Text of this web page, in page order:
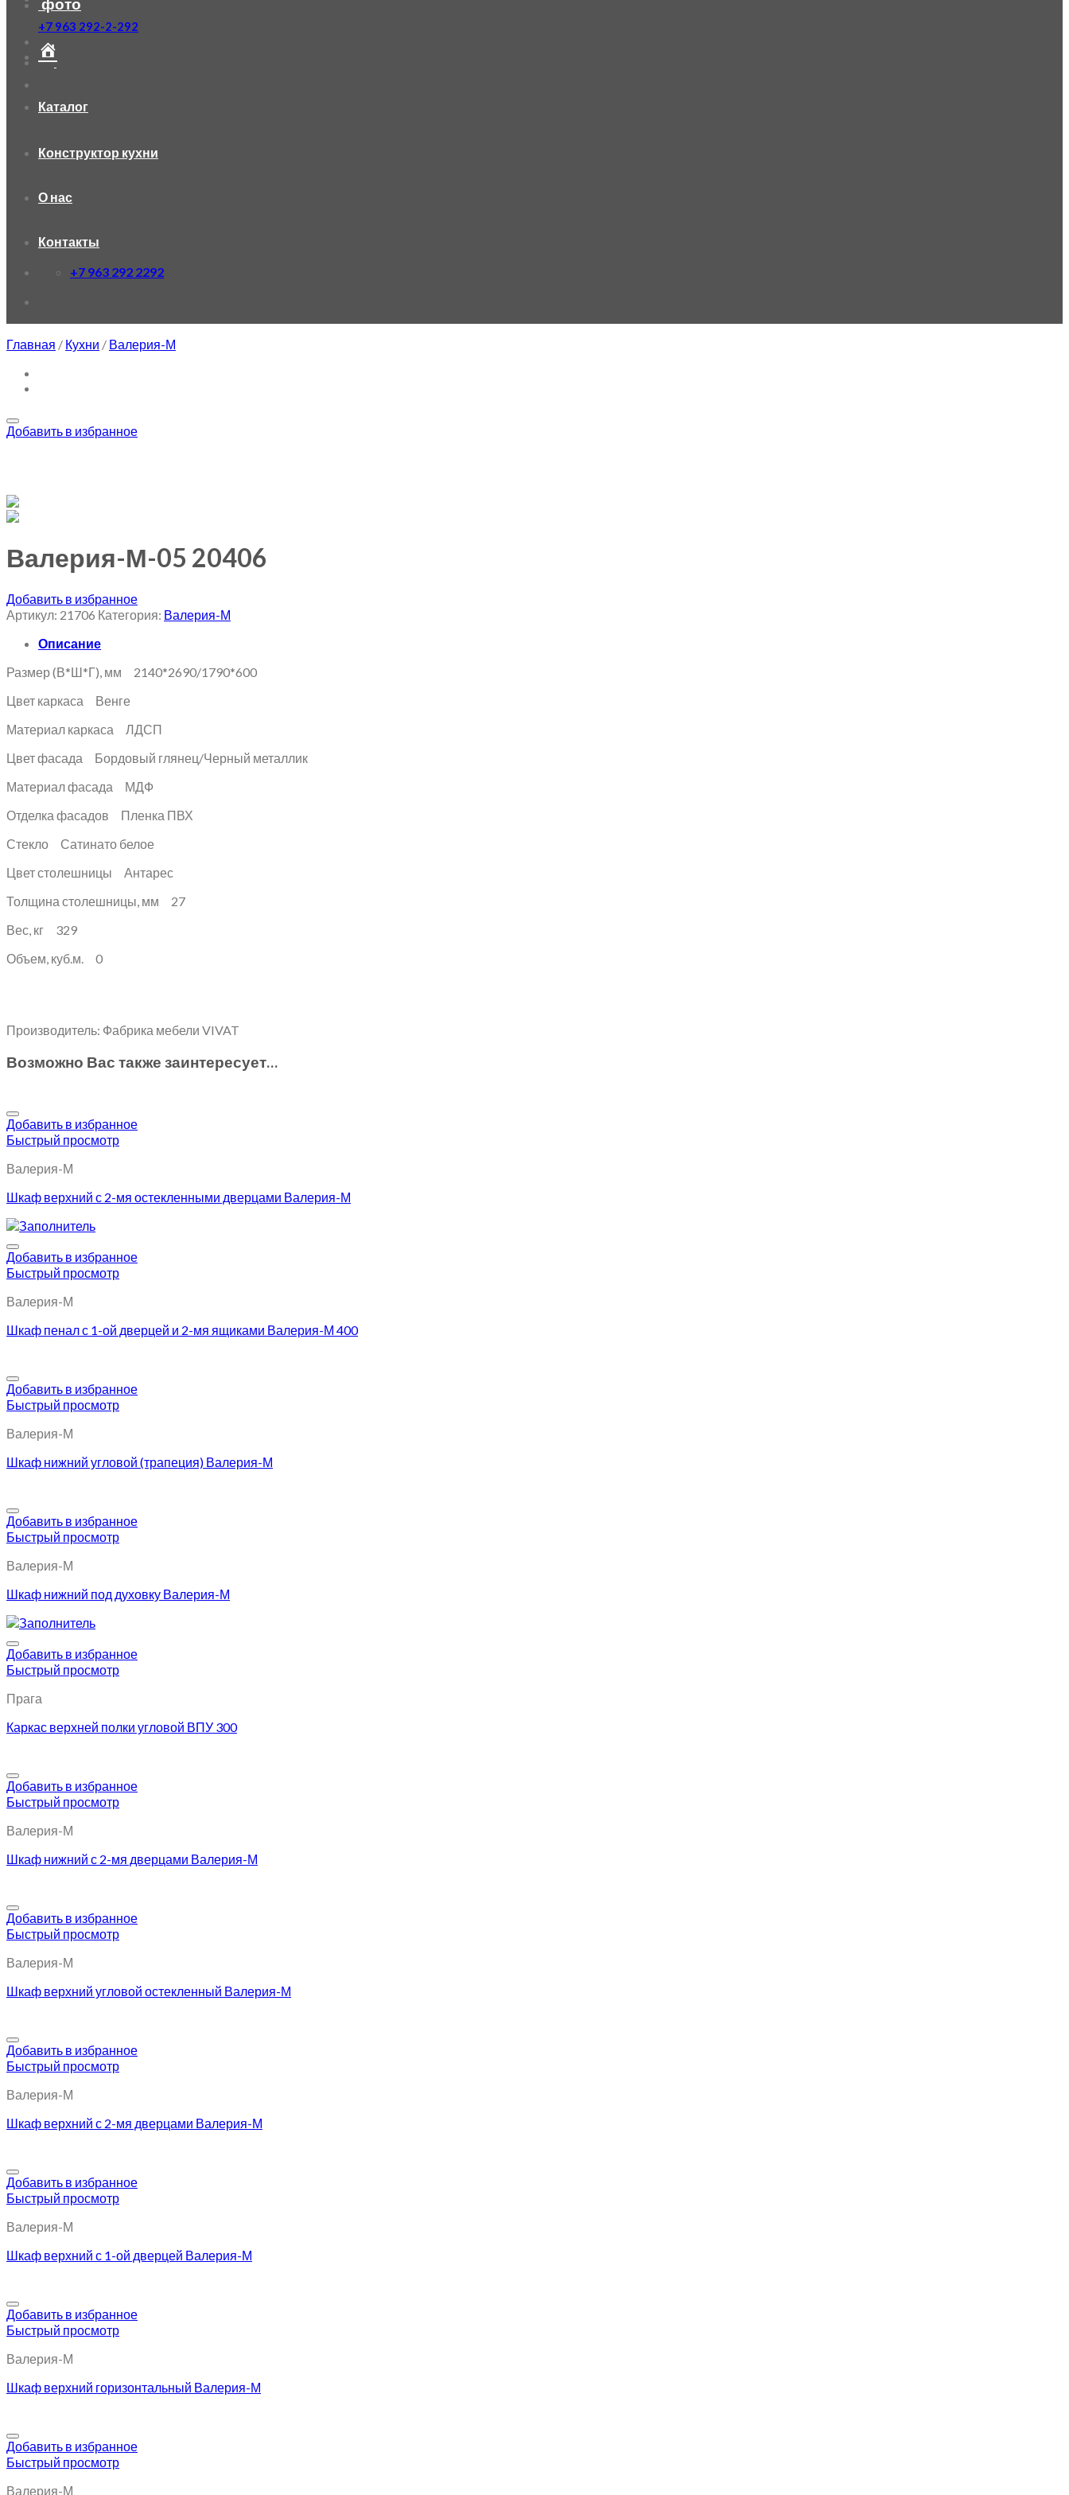
+7 963 292-2-292
Каталог
Конструктор кухни
О нас
Контакты
+7 963 292 2292
Главная / Кухни / Валерия-М
Добавить в избранное
Валерия-М-05 20406
Добавить в избранное
Артикул: 21706 Категория: Валерия-М
Описание
Размер (В*Ш*Г), мм 2140*2690/1790*600
Цвет каркаса Венге
Материал каркаса ЛДСП
Цвет фасада Бордовый глянец/Черный металлик
Материал фасада МДФ
Отделка фасадов Пленка ПВХ
Стекло Сатинато белое
Цвет столешницы Антарес
Толщина столешницы, мм 27
Вес, кг 329
Объем, куб.м. 0
Производитель: Фабрика мебели VIVAT
Возможно Вас также заинтересует…
Добавить в избранное
Быстрый просмотр
Валерия-М
Шкаф верхний с 2-мя остекленными дверцами Валерия-М
Добавить в избранное
Быстрый просмотр
Валерия-М
Шкаф пенал с 1-ой дверцей и 2-мя ящиками Валерия-М 400
Добавить в избранное
Быстрый просмотр
Валерия-М
Шкаф нижний угловой (трапеция) Валерия-М
Добавить в избранное
Быстрый просмотр
Валерия-М
Шкаф нижний под духовку Валерия-М
Добавить в избранное
Быстрый просмотр
Прага
Каркас верхней полки угловой ВПУ 300
Добавить в избранное
Быстрый просмотр
Валерия-М
Шкаф нижний с 2-мя дверцами Валерия-М
Добавить в избранное
Быстрый просмотр
Валерия-М
Шкаф верхний угловой остекленный Валерия-М
Добавить в избранное
Быстрый просмотр
Валерия-М
Шкаф верхний с 2-мя дверцами Валерия-М
Добавить в избранное
Быстрый просмотр
Валерия-М
Шкаф верхний с 1-ой дверцей Валерия-М
Добавить в избранное
Быстрый просмотр
Валерия-М
Шкаф верхний горизонтальный Валерия-М
Добавить в избранное
Быстрый просмотр
Валерия-М